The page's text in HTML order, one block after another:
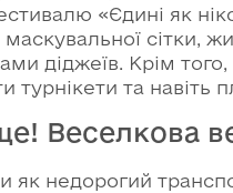
«Єдині як
сітки,
діджеїв. Крім
та навіть
Веселкова
як недорогий